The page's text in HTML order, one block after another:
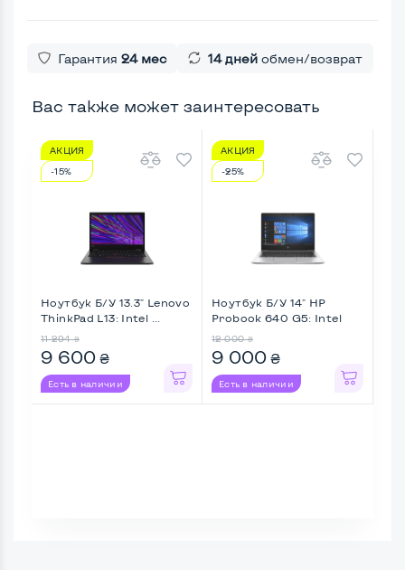
Гарантия 24 мес 14 дней обмен/возврат
Вас также может заинтересовать
АКЦИЯ
-15%
Ноутбук Б/У 13.3" Lenovo
ThinkPad L13: Intel ...
11 294 ₴
9 600 ₴
Есть в наличии
АКЦИЯ
-25%
Ноутбук Б/У 14" HP
Probook 640 G5: Intel
12 000 ₴
9 000 ₴
Есть в наличии